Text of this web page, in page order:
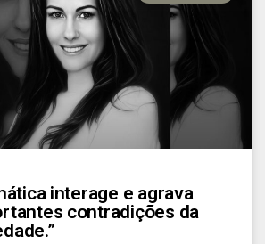
interage e agrava
contradições da